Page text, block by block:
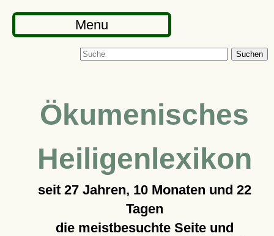
Menu
Suchen
Ökumenisches
Heiligenlexikon
seit 27 Jahren, 10 Monaten und 22
Tagen
die meistbesuchte Seite und